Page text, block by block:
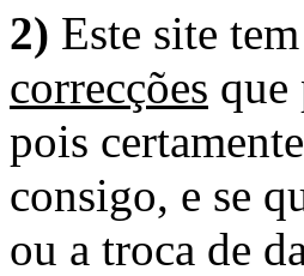
2) Este site
correcções que
pois
consigo, e se
ou a troca de